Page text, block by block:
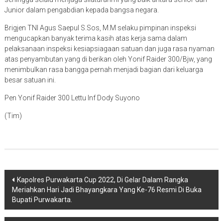
mengucapkan banyak terima kasih atas kerja sama dalam
pelaksanaan inspeksi kesiapsiagaan satuan dan juga rasa nyaman
atas penyambutan yang di berikan oleh Yonif Raider 300/Bjw, yang
menimbulkan rasa bangga pernah menjadi bagian dari keluarga
besar satuan ini.
Navigasi
pos
Kapolres Purwakarta Cup 2022, Di Gelar Dalam Rangka
Meriahkan Hari Jadi Bhayangkara Yang Ke-76 Resmi Di Buka
Bupati Purwakarta.
Kapolres Metro Bekasi Kota pimpin Rapat Kordinasi 3 Pilar